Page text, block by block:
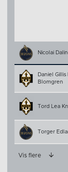
Nicolai
Daniel
Blomgren
Tord Lea
Torger
Vis flere